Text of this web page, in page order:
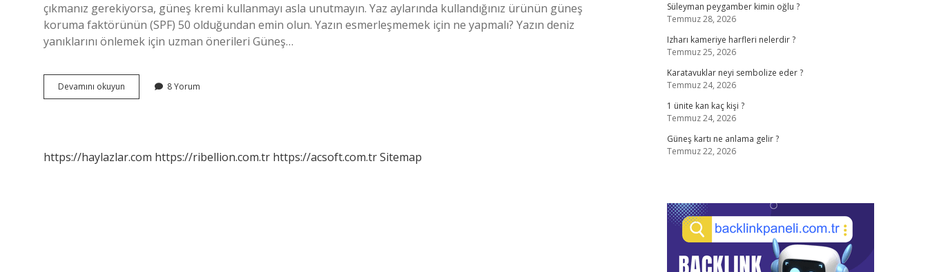
çıkmanız gerekiyorsa, güneş kremi kullanmayı asla unutmayın. Yaz aylarında kullandığınız ürünün güneş
koruma faktörünün (SPF) 50 olduğundan emin olun. Yazın esmerleşmemek için ne yapmalı? Yazın deniz
yanıklarını önlemek için uzman önerileri Güneş…
Devamını okuyun Güneşten
Kararmamak
8 Yorum
https://haylazlar.com https://ribellion.com.tr https://acsoft.com.trSitemap
Süleyman peygamber kimin oğlu ?
Temmuz 28, 2026
Izharı kameriye harfleri nelerdir ?
Temmuz 25, 2026
Karatavuklar neyi sembolize eder ?
Temmuz 24, 2026
1 ünite kan kaç kişi ?
Temmuz 24, 2026
Güneş kartı ne anlama gelir ?
Temmuz 22, 2026